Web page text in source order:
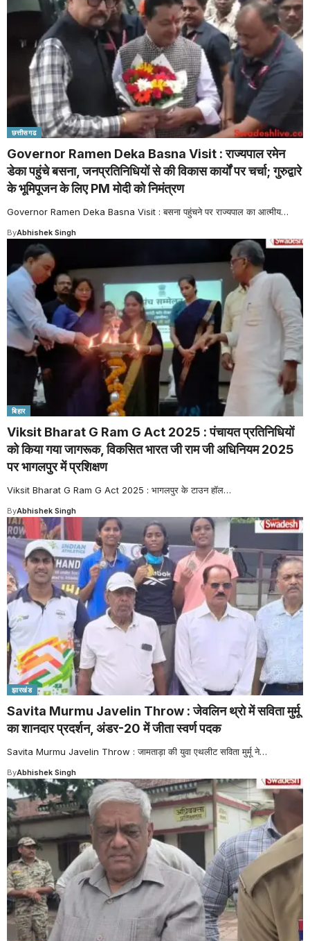
छत्तीसगढ
Governor Ramen Deka Basna Visit : राज्यपाल रमेन
डेका पहुंचे बसना, जनप्रतिनिधियों से की विकास कार्यों पर चर्चा; गुरुद्वारे
के भूमिपूजन के लिए PM मोदी को निमंत्रण
Governor Ramen Deka Basna Visit : बसना पहुंचने पर राज्यपाल का आत्मीय…
ByAbhishek Singh
बिहार
Viksit Bharat G Ram G Act 2025 : पंचायत प्रतिनिधियों
को किया गया जागरूक, विकसित भारत जी राम जी अधिनियम 2025
पर भागलपुर में प्रशिक्षण
Viksit Bharat G Ram G Act 2025 : भागलपुर के टाउन हॉल…
ByAbhishek Singh
झारखंड
Savita Murmu Javelin Throw : जेवलिन थ्रो में सविता मुर्मू
का शानदार प्रदर्शन, अंडर-20 में जीता स्वर्ण पदक
Savita Murmu Javelin Throw : जामताड़ा की युवा एथलीट सविता मुर्मू ने…
ByAbhishek Singh